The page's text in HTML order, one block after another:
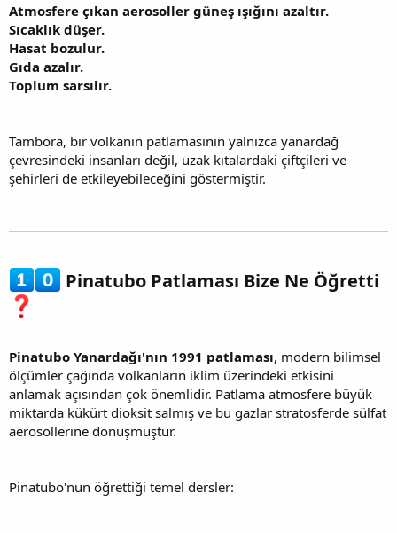
Atmosfere çıkan aerosoller güneş ışığını azaltır.
Sıcaklık düşer.
Hasat bozulur.
Gıda azalır.
Toplum sarsılır.
Tambora, bir volkanın patlamasının yalnızca yanardağ
çevresindeki insanları değil, uzak kıtalardaki çiftçileri ve
şehirleri de etkileyebileceğini göstermiştir.
Pinatubo Patlaması Bize Ne Öğretti
Pinatubo Yanardağı'nın 1991 patlaması, modern bilimsel
ölçümler çağında volkanların iklim üzerindeki etkisini
anlamak açısından çok önemlidir. Patlama atmosfere büyük
miktarda kükürt dioksit salmış ve bu gazlar stratosferde sülfat
aerosollerine dönüşmüştür.
Pinatubo'nun öğrettiği temel dersler: